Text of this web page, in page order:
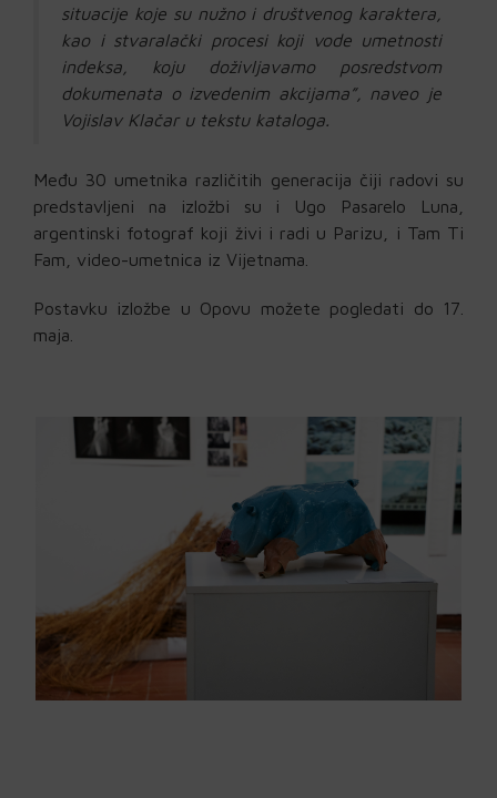
situacije koje su nužno i društvenog karaktera,
kao i stvaralački procesi koji vode umetnosti
indeksa, koju doživljavamo posredstvom
dokumenata o izvedenim akcijama”, naveo je
Vojislav Klačar u tekstu kataloga.
Među 30 umetnika različitih generacija čiji radovi su
predstavljeni na izložbi su i Ugo Pasarelo Luna,
argentinski fotograf koji živi i radi u Parizu, i Tam Ti
Fam, video-umetnica iz Vijetnama.
Postavku izložbe u Opovu možete pogledati do 17.
maja.